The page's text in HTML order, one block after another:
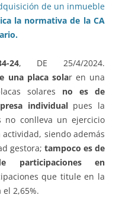
de un inmueble
la normativa de la CA
24, DE 25/4/2024.
una placa solar en una
solares no es de
individualpues la
conlleva un ejercicio
siendo además
gestora; tampoco es de
participaciones en
que titule en la
2,65%.